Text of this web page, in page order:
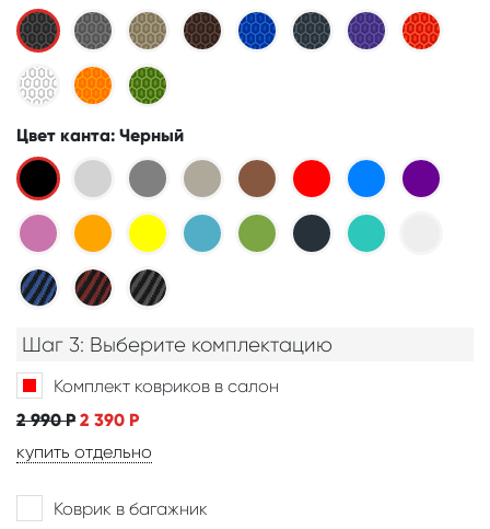
Цвет канта: Черный
Шаг 3: Выберите комплектацию
Комплект ковриков в салон
2 990Р 2 390 Р
купить отдельно
Коврик в багажник